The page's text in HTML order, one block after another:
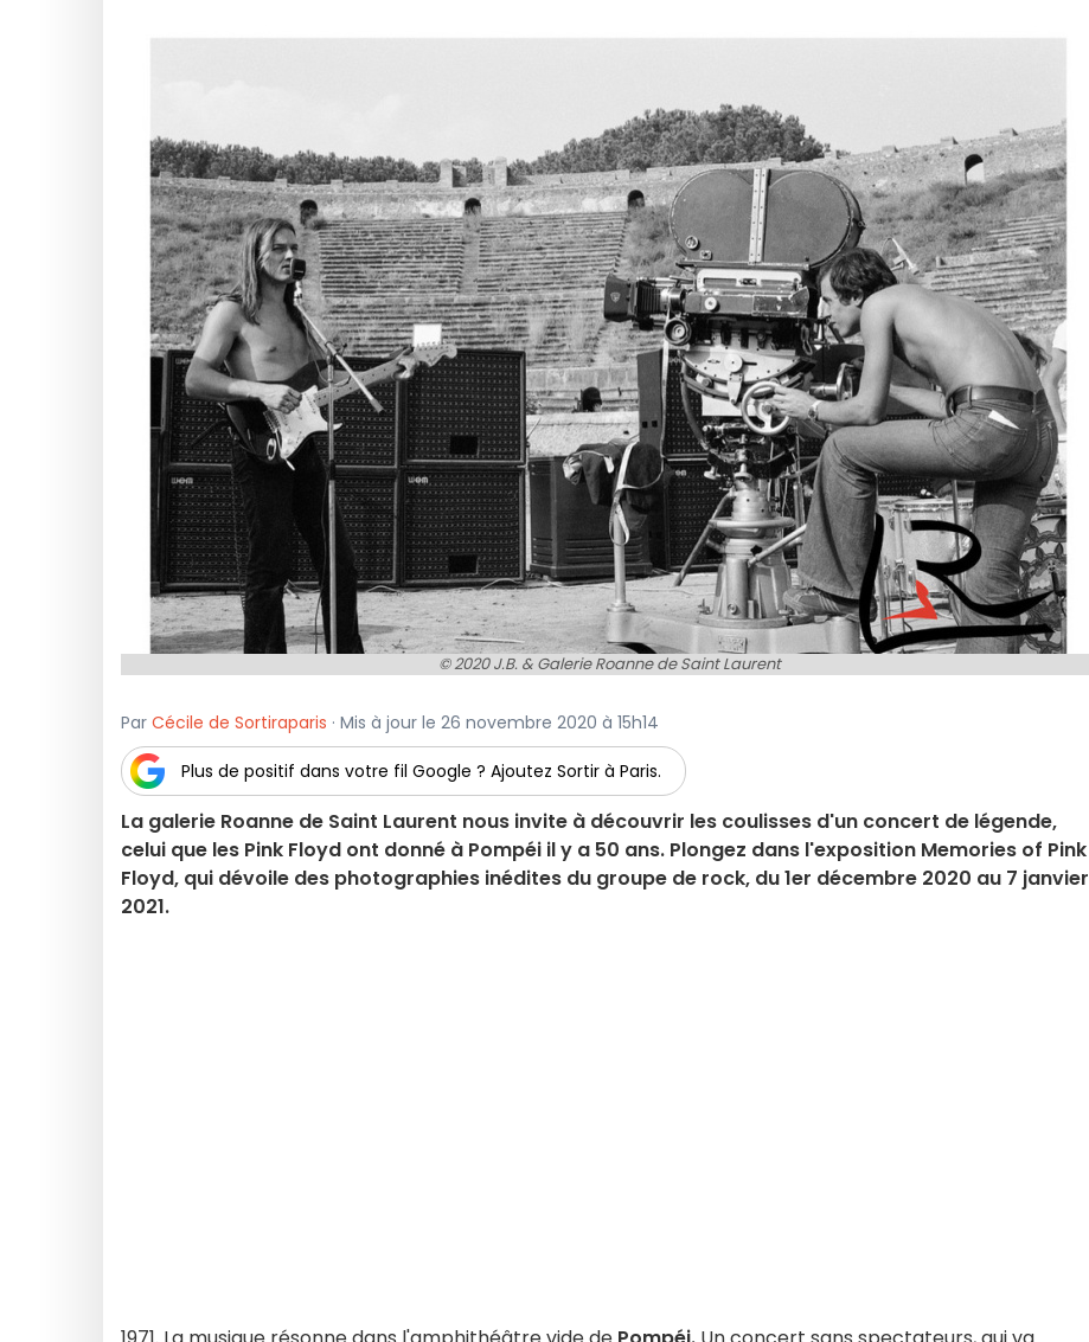
© 2020 J.B. & Galerie Roanne de Saint Laurent
Par Cécile de Sortiraparis · Mis à jour le 26 novembre 2020 à 15h14
Plus de positif dans votre fil Google ? Ajoutez Sortir à Paris.
La galerie Roanne de Saint Laurent nous invite à découvrir les coulisses d'un concert de légende,
celui que les Pink Floyd ont donné à Pompéi il y a 50 ans. Plongez dans l'exposition Memories of Pink
Floyd, qui dévoile des photographies inédites du groupe de rock, du 1er décembre 2020 au 7 janvier
2021.